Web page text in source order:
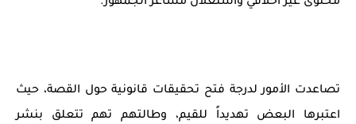
محتوى غير أخلاقي واستغلال مشاعر الجمهور.
تصاعدت الأمور لدرجة فتح تحقيقات قانونية حول القصة، حيث
اعتبرها البعض تهديداً للقيم، وطالتهم تهم تتعلق بنشر